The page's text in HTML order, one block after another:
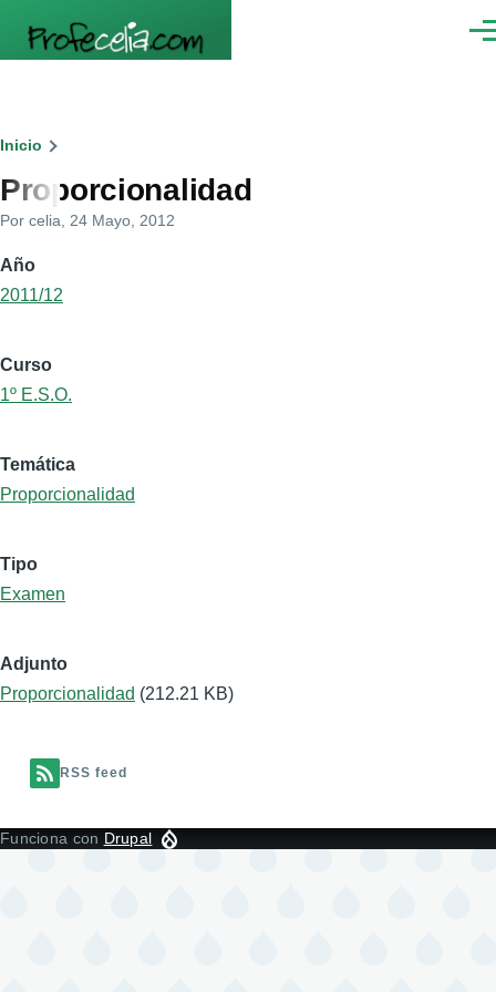
Ruta
de
navegación
Inicio
Proporcionalidad
Por celia , 24 Mayo, 2012
Año
2011/12
Curso
1º E.S.O.
Temática
Proporcionalidad
Tipo
Examen
Adjunto
Proporcionalidad (212.21 KB)
RSS feed
Funciona con Drupal